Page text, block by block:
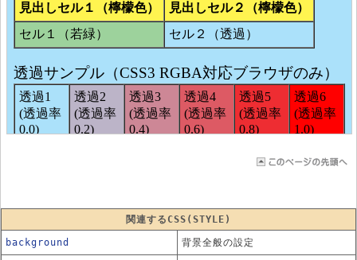
関連するCSS(STYLE)
background 背景全般の設定